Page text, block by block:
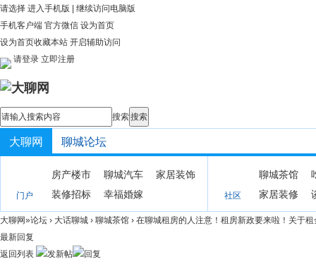
请选择 进入手机版
继续访问电脑版
手机客户端 官方微信 设为首页
设为首页收藏本站 开启辅助访问
请登录 立即注册
搜索搜索
大聊网 聊城论坛
门户
房产楼市 聊城汽车
家居装饰
装修招标
幸福婚嫁 社区
聊城茶馆
家居装修
大聊网»论坛 › 大话聊城 › 聊城茶馆 › 在聊城租房的人注意！租房新政要来啦！关于租
最新回复
返回列表